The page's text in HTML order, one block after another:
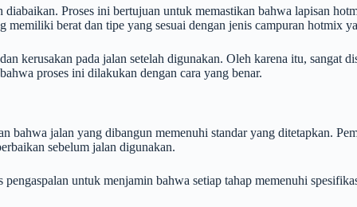
diabaikan. Proses ini bertujuan untuk memastikan bahwa lapisan
memiliki berat dan tipe yang sesuai dengan jenis campuran hotmix
kerusakan pada jalan setelah digunakan. Oleh karena itu, sangat
proses ini dilakukan dengan cara yang benar.
bahwa jalan yang dibangun memenuhi standar yang ditetapkan.
sebelum jalan digunakan.
untuk menjamin bahwa setiap tahap memenuhi